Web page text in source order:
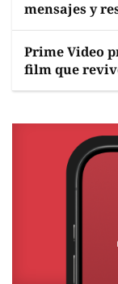
mensajes y
Prime Video
film que